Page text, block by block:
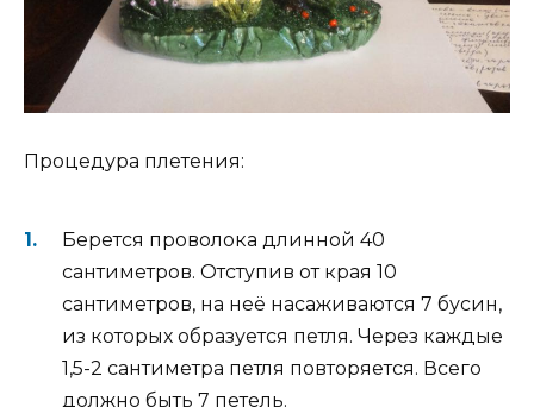
Процедура плетения:
Берется проволока длинной 40
сантиметров. Отступив от края 10
сантиметров, на неё насаживаются 7 бусин,
из которых образуется петля. Через каждые
1,5-2 сантиметра петля повторяется. Всего
должно быть 7 петель.